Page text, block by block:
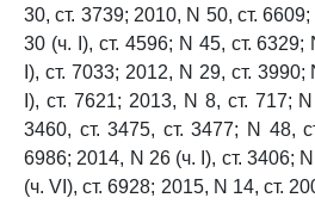
30, ст. 3739; 2010, N 50, ст.
30 (ч. I), ст. 4596; N 45, ст. 6329;
I), ст. 7033; 2012, N 29, ст.
I), ст. 7621; 2013, N 8, ст. 717;
3460, ст. 3475, ст. 3477; N 48,
6986; 2014, N 26 (ч. I), ст. 3406;
(ч. VI), ст. 6928; 2015, N 14, ст.